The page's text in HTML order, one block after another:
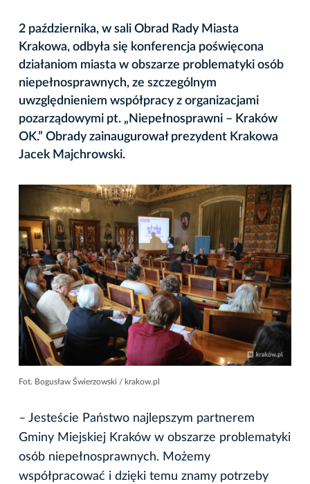
2 października, w sali Obrad Rady Miasta
Krakowa, odbyła się konferencja poświęcona
działaniom miasta w obszarze problematyki osób
niepełnosprawnych, ze szczególnym
uwzględnieniem współpracy z organizacjami
pozarządowymi pt. „Niepełnosprawni – Kraków
OK.” Obrady zainaugurował prezydent Krakowa
Jacek Majchrowski.
Fot. Bogusław Świerzowski / krakow.pl
– Jesteście Państwo najlepszym partnerem
Gminy Miejskiej Kraków w obszarze problematyki
osób niepełnosprawnych. Możemy
współpracować i dzięki temu znamy potrzeby